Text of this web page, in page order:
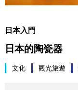
日本指南
日本入門
日本的陶瓷器
文化 觀光旅遊